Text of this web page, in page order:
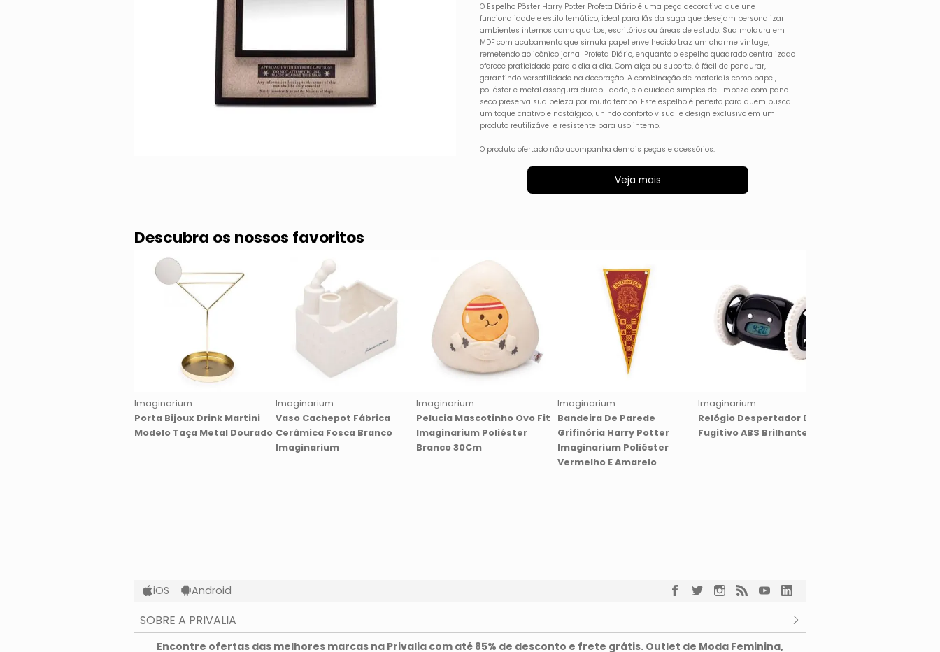
O Espelho Pôster Harry Potter Profeta Diário é uma peça decorativa que une
funcionalidade e estilo temático, ideal para fãs da saga que desejam personalizar
ambientes internos como quartos, escritórios ou áreas de estudo. Sua moldura em
MDF com acabamento que simula papel envelhecido traz um charme vintage,
remetendo ao icônico jornal Profeta Diário, enquanto o espelho quadrado centralizado
oferece praticidade para o dia a dia. Com alça ou suporte, é fácil de pendurar,
garantindo versatilidade na decoração. A combinação de materiais como papel,
poliéster e metal assegura durabilidade, e o cuidado simples de limpeza com pano
seco preserva sua beleza por muito tempo. Este espelho é perfeito para quem busca
um toque criativo e nostálgico, unindo conforto visual e design exclusivo em um
produto reutilizável e resistente para uso interno.
O produto ofertado não acompanha demais peças e acessórios.
Veja mais
Descubra os nossos favoritos
Imaginarium
Porta Bijoux Drink Martini
Modelo Taça Metal Dourado
Imaginarium
Vaso Cachepot Fábrica
Cerâmica Fosca Branco
Imaginarium
Imaginarium
Pelucia Mascotinho Ovo Fit
Imaginarium Poliéster
Branco 30Cm
Imaginarium
Bandeira De Parede
Grifinória Harry Potter
Imaginarium Poliéster
Vermelho E Amarelo
Imaginarium
Relógio Despertador Digital
Fugitivo ABS Brilhante Preto
iOS Android
SOBRE A PRIVALIA
O que é a Privalia?
Encontre ofertas das melhores marcas na Privalia com até 85% de desconto e frete grátis. Outlet de Moda Feminina,